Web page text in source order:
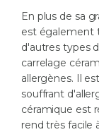
En plus de sa
est également
d'autres types
carrelage
allergènes. Il
souffrant
céramique est
rend très facile